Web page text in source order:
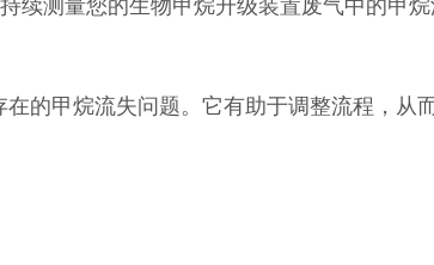
续测量您的生物甲烷升级装置废气中的甲
的甲烷流失问题。它有助于调整流程，从